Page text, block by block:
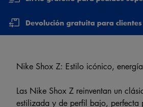
Devolución gratuita para clientes
Nike Shox Z: Estilo icónico,
Las Nike Shox Z reinventan un
estilizada y de perfil bajo, perfecta